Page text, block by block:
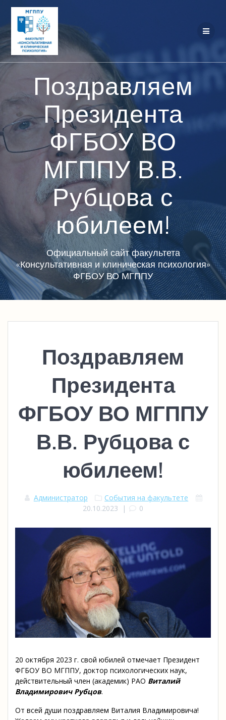
Поздравляем
Президента
ФГБОУ ВО
МГППУ В.В.
Рубцова с
юбилеем!
Официальный сайт факультета
«Консультативная и клиническая психология»
ФГБОУ ВО МГППУ
Поздравляем
Президента
ФГБОУ ВО МГППУ
В.В. Рубцова с
юбилеем!
Администратор
События на факультете
20.10.2023 | 0
20 октября 2023 г. свой юбилей отмечает Президент
ФГБОУ ВО МГППУ, доктор психологических наук,
действительный член (академик) РАО Виталий
Владимирович Рубцов.
От всей души поздравляем Виталия Владимировича!